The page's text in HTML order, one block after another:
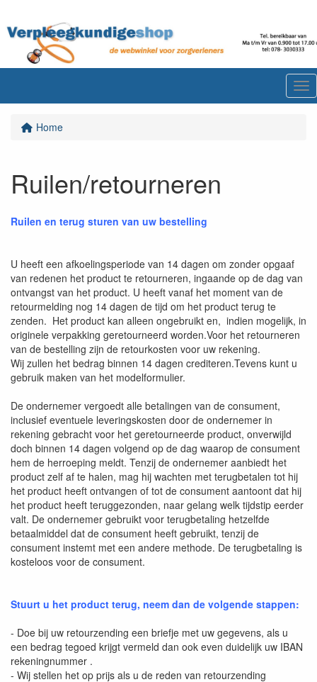
Home
Ruilen/retourneren
Ruilen en terug sturen van uw bestelling
U heeft een afkoelingsperiode van 14 dagen om zonder opgaaf
van redenen het product te retourneren, ingaande op de dag van
ontvangst van het product. U heeft vanaf het moment van de
retourmelding nog 14 dagen de tijd om het product terug te
zenden. Het product kan alleen ongebruikt en, indien mogelijk, in
originele verpakking geretourneerd worden.Voor het retourneren
van de bestelling zijn de retourkosten voor uw rekening.
Wij zullen het bedrag binnen 14 dagen crediteren.Tevens kunt u
gebruik maken van het modelformulier.
De ondernemer vergoedt alle betalingen van de consument,
inclusief eventuele leveringskosten door de ondernemer in
rekening gebracht voor het geretourneerde product, onverwijld
doch binnen 14 dagen volgend op de dag waarop de consument
hem de herroeping meldt. Tenzij de ondernemer aanbiedt het
product zelf af te halen, mag hij wachten met terugbetalen tot hij
het product heeft ontvangen of tot de consument aantoont dat hij
het product heeft teruggezonden, naar gelang welk tijdstip eerder
valt. De ondernemer gebruikt voor terugbetaling hetzelfde
betaalmiddel dat de consument heeft gebruikt, tenzij de
consument instemt met een andere methode. De terugbetaling is
kosteloos voor de consument.
Stuurt u het product terug, neem dan de volgende stappen:
- Doe bij uw retourzending een briefje met uw gegevens, als u
een bedrag tegoed krijgt vermeld dan ook even duidelijk uw IBAN
rekeningnummer .
- Wij stellen het op prijs als u de reden van retourzending